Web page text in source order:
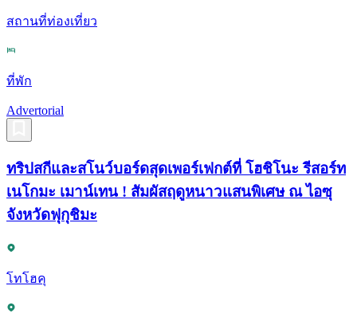
สถานที่ท่องเที่ยว
ที่พัก
Advertorial
ทริปสกีและสโนว์บอร์ดสุดเพอร์เฟกต์ที่ โฮชิโนะ รีสอร์ท
เนโกมะ เมาน์เทน ! สัมผัสฤดูหนาวแสนพิเศษ ณ ไอซุ
จังหวัดฟุกุชิมะ
โทโฮคุ